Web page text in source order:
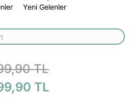
Yeni Gelenler
TL
TL